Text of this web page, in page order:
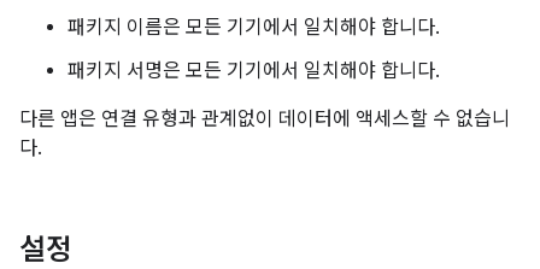
패키지 이름은 모든 기기에서 일치해야 합니다.
패키지 서명은 모든 기기에서 일치해야 합니다.
다른 앱은 연결 유형과 관계없이 데이터에 액세스할 수 없습니
다.
설정